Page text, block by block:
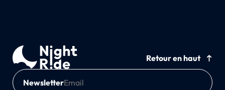
Retour en haut
Newsletter